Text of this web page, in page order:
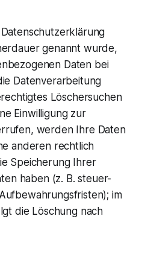
genannt wurde,
Daten bei
Datenverarbeitung
Löschersuchen
Einwilligung zur
werden Ihre Daten
anderen rechtlich
Speicherung Ihrer
haben (z. B. steuer-
im
die Löschung nach